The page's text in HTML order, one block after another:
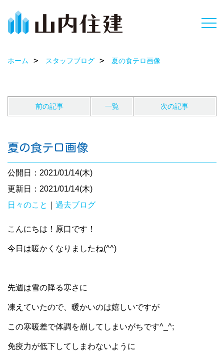
ホーム スタッフブログ 夏の食テロ画像
前の記事 一覧 次の記事
夏の食テロ画像
公開日：2021/01/14(木)
更新日：2021/01/14(木)
日々のこと
過去ブログ
こんにちは！原口です！
今日は暖かくなりましたね(^^)
先週は雪の降る寒さに
凍えていたので、暖かいのは嬉しいですが
この寒暖差で体調を崩してしまいがちです^_^;
免疫力が低下してしまわないように